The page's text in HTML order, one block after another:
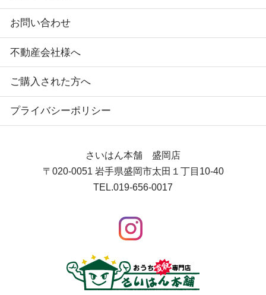
お問い合わせ
不動産会社様へ
ご購入された方へ
プライバシーポリシー
さいはん本舗 盛岡店
〒020-0051 岩手県盛岡市太田１丁目10-40
TEL.019-656-0017